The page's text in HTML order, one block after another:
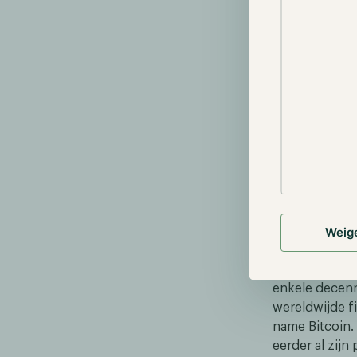
uitgelaten
omdat hij
verminderen
om Bitcoin
een actieve
Howard
enkele
wereldwijde
name
eerder al zijn